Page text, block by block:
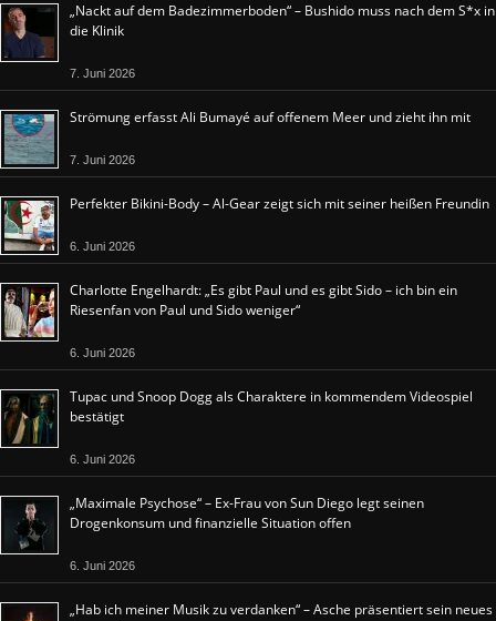
„Nackt auf dem Badezimmerboden“ – Bushido muss nach dem S*x in
die Klinik
7. Juni 2026
Strömung erfasst Ali Bumayé auf offenem Meer und zieht ihn mit
7. Juni 2026
Perfekter Bikini-Body – Al-Gear zeigt sich mit seiner heißen Freundin
6. Juni 2026
Charlotte Engelhardt: „Es gibt Paul und es gibt Sido – ich bin ein
Riesenfan von Paul und Sido weniger“
6. Juni 2026
Tupac und Snoop Dogg als Charaktere in kommendem Videospiel
bestätigt
6. Juni 2026
„Maximale Psychose“ – Ex-Frau von Sun Diego legt seinen
Drogenkonsum und finanzielle Situation offen
6. Juni 2026
„Hab ich meiner Musik zu verdanken“ – Asche präsentiert sein neues